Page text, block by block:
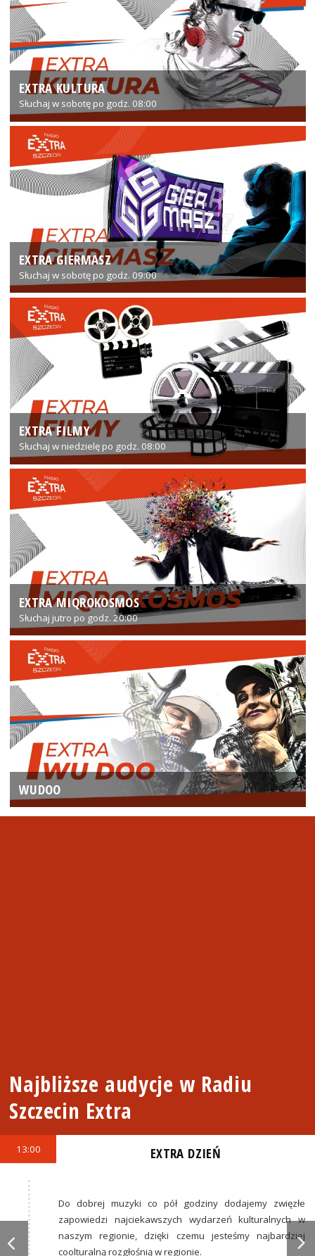
EXTRA KULTURA
Słuchaj w sobotę po godz. 08:00
EXTRA GIERMASZ
Słuchaj w sobotę po godz. 09:00
EXTRA FILMY
Słuchaj w niedzielę po godz. 08:00
EXTRA MIQROKOSMOS
Słuchaj jutro po godz. 20:00
WUDOO
Najbliższe audycje w Radiu
Szczecin Extra
13:00 EXTRA DZIEŃ
Do dobrej muzyki co pół godziny dodajemy zwięzłe
zapowiedzi najciekawszych wydarzeń kulturalnych w
naszym regionie, dzięki czemu jesteśmy najbardziej
coolturalną rozgłośnią w regionie.